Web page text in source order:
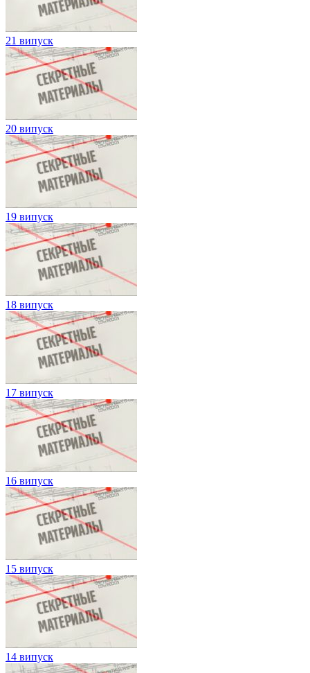
21 випуск
20 випуск
19 випуск
18 випуск
17 випуск
16 випуск
15 випуск
14 випуск